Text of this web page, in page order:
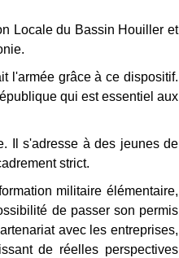
Locale du Bassin Houiller et
l'armée grâce à ce dispositif.
qui est essentiel aux
Il s'adresse à des jeunes de
strict.
militaire élémentaire,
de passer son permis
avec les entreprises,
de réelles perspectives